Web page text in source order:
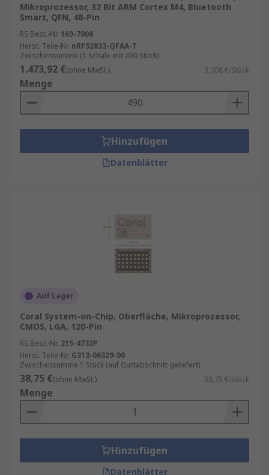
Mikroprozessor, 32 Bit ARM Cortex M4, Bluetooth
Smart, QFN, 48-Pin
RS Best.-Nr. 169-7008
Herst. Teile-Nr. nRF52832-QFAA-T
Zwischensumme (1 Schale mit 490 Stück)
1.473,92 €(ohne MwSt.) 3,008 €/Stück
Menge
Hinzufügen
Datenblätter
Auf Lager
Coral System-on-Chip, Oberfläche, Mikroprozessor,
CMOS, LGA, 120-Pin
RS Best.-Nr. 215-4732P
Herst. Teile-Nr. G313-06329-00
Zwischensumme 1 Stück (auf Gurtabschnitt geliefert)
38,75 €(ohne MwSt.) 38,75 €/Stück
Menge
Hinzufügen
Datenblätter